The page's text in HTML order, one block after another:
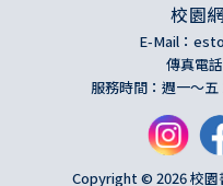
校園
E-Mail：
傳真電
服務時間：週一～五
Copyright © 2026 校